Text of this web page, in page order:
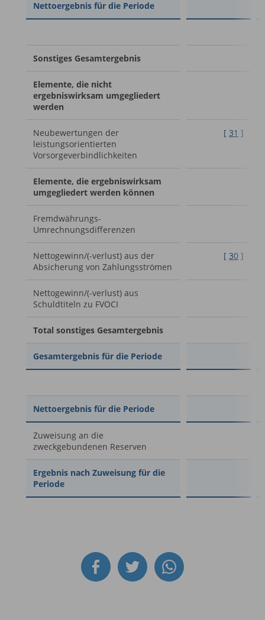
Nettoergebnis für die Periode
Sonstiges Gesamtergebnis
Elemente, die nicht
ergebniswirksam umgegliedert
werden
Neubewertungen der
leistungsorientierten
Vorsorgeverbindlichkeiten
[31 ]
Elemente, die ergebniswirksam
umgegliedert werden können
Fremdwährungs-
Umrechnungsdifferenzen
Nettogewinn/(-verlust) aus der
Absicherung von Zahlungsströmen
[30 ]
Nettogewinn/(-verlust) aus
Schuldtiteln zu FVOCI
Total sonstiges Gesamtergebnis
Gesamtergebnis für die Periode
Nettoergebnis für die Periode
Zuweisung an die
zweckgebundenen Reserven
Ergebnis nach Zuweisung für die
Periode